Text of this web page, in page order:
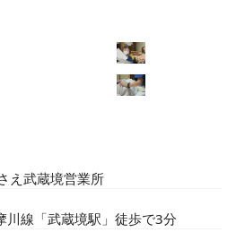
え武蔵境営業所
川線「武蔵境駅」徒歩で3分